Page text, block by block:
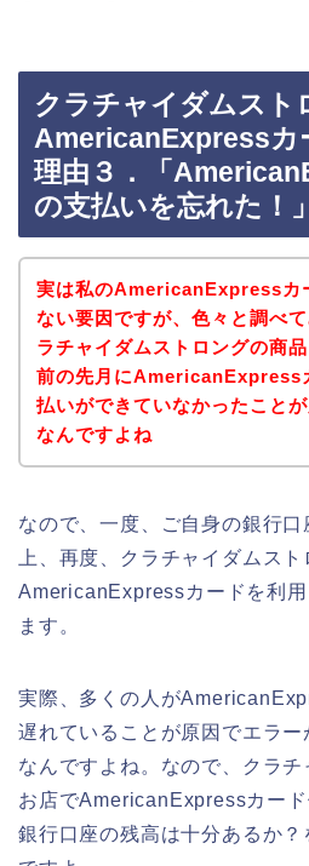
クラチャイダムスト
AmericanExpressカ
理由３．「
の支払いを忘れた！」
実は私のAmericanExpressカ
ない要因ですが、色々と調べ
ラチャイダムストロングの商
前の先月にAmericanExpress
払いができていなかったこと
なんですよね
なので、一度、ご自身の銀行
上、再度、クラチャイダムス
AmericanExpressカードを利
ます。
実際、多くの人が
遅れていることが原因でエラ
なんですよね。なので、クラ
お店でAmericanExpressカード
銀行口座の残高は十分あるか